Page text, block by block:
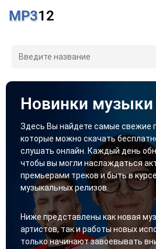
MP312
Новинки музыки
Здесь Вы найдете самые свежие
которые можно скачать
слушать онлайн. Каждый день
чтобы вы могли наслаждаться
премьерами треков и быть в
музыкальных релизов.
Ниже представлены как новая
артистов, так и работы новых
только начинают завоевывать